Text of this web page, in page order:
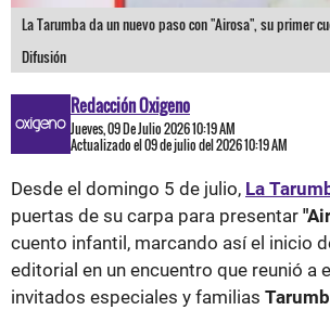
La Tarumba da un nuevo paso con "Airosa", su primer
Difusión
Redacción Oxigeno
Jueves, 09 De Julio 2026 10:19 AM
Actualizado el 09 de julio del 2026 10:19 AM
Desde el domingo 5 de julio, La
puertas de su carpa para presentar
cuento infantil, marcando así el inicio
editorial en un encuentro que reunió a
invitados especiales y familias